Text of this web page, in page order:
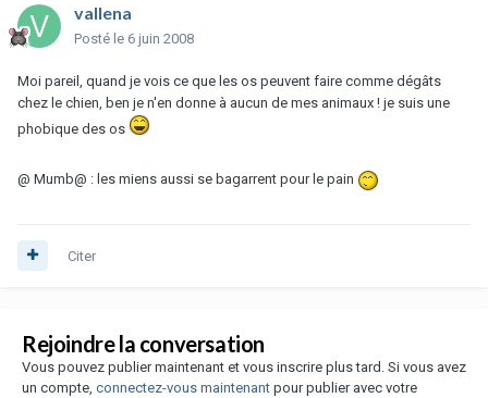
vallena
Posté le 6 juin 2008
Moi pareil, quand je vois ce que les os peuvent faire comme dégâts
chez le chien, ben je n'en donne à aucun de mes animaux ! je suis une
phobique des os
@ Mumb@ : les miens aussi se bagarrent pour le pain
Citer
Rejoindre la conversation
Vous pouvez publier maintenant et vous inscrire plus tard. Si vous avez
un compte, connectez-vous maintenant pour publier avec votre